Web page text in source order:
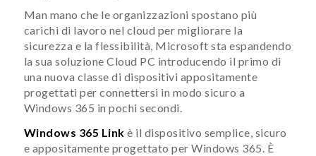
Man mano che le organizzazioni spostano più
carichi di lavoro nel cloud per migliorare la
sicurezza e la flessibilità, Microsoft sta espandendo
la sua soluzione Cloud PC introducendo il primo di
una nuova classe di dispositivi appositamente
progettati per connettersi in modo sicuro a
Windows 365 in pochi secondi.
Windows 365 Link è il dispositivo semplice, sicuro
e appositamente progettato per Windows 365. È